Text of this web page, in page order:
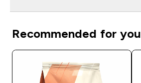
Recommended for you